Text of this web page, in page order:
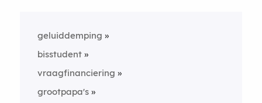
geluiddemping
bisstudent
vraagfinanciering
grootpapa's